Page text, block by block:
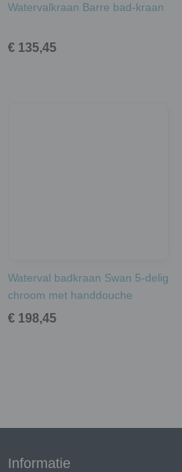
Watervalkraan Barre bad-kraan
€ 135,45
Waterval badkraan Swan 5-delig
chroom met handdouche
€ 198,45
Informatie